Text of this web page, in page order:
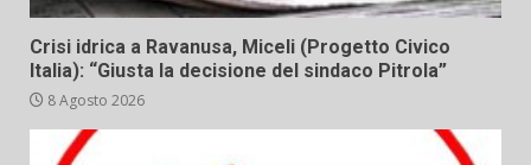
Crisi idrica a Ravanusa, Miceli (Progetto Civico
Italia): “Giusta la decisione del sindaco Pitrola”
8 Agosto 2026